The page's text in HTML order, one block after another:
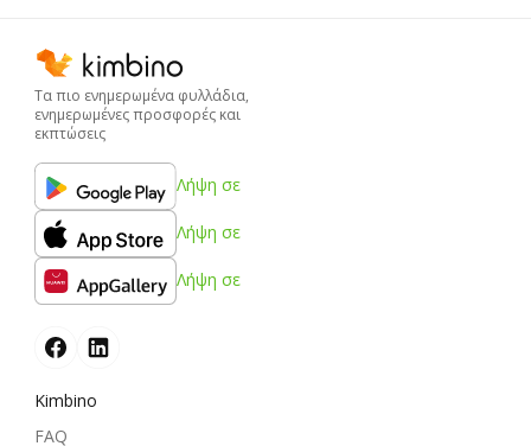
Τα πιο ενημερωμένα φυλλάδια,
ενημερωμένες προσφορές και
εκπτώσεις
Λήψη σε
Λήψη σε
Λήψη σε
Kimbino
FAQ